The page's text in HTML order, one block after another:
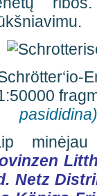
pasididina)
Netz